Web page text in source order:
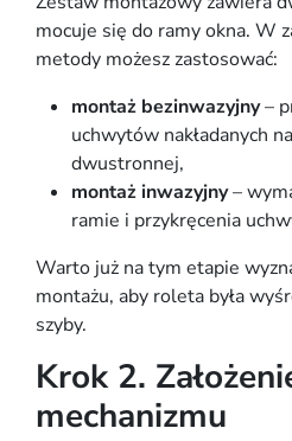
mocuje się do ramy okna. W
metody możesz zastosować:
montaż bezinwazyjny–
uchwytów nakładanych
dwustronnej,
montaż inwazyjny–
ramie i przykręcenia
Warto już na tym etapie
montażu, aby roleta była
szyby.
Krok 2.
mechanizmu